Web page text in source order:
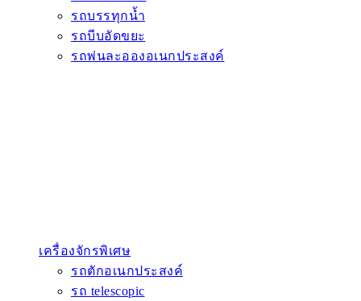
รถบรรทุกน้ำ
รถบีบอัดขยะ
รถพ่นละอองอเนกประสงค์
เครื่องจักรพิเศษ
รถตักอเนกประสงค์
รถ telescopic